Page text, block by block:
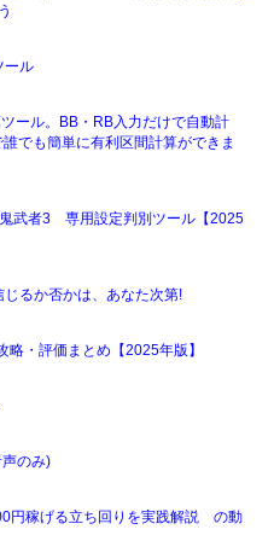
ール
ール。BB・RB入力だけで自動計
でも簡単に有利区間計算ができま
鬼武者3 専用設定判別ツール【2025
るか否かは、あなた次第!
略・評価まとめ【2025年版】
のみ)
円稼げる立ち回りを実践解説 の動